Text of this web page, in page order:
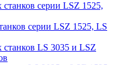
серии LSZ 1525, LS